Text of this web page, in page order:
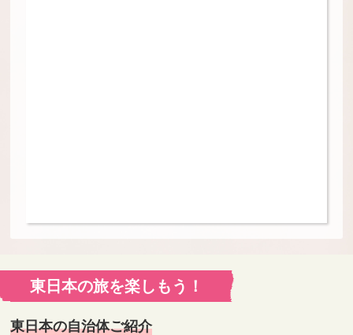
東日本の旅を楽しもう！
東日本の自治体ご紹介